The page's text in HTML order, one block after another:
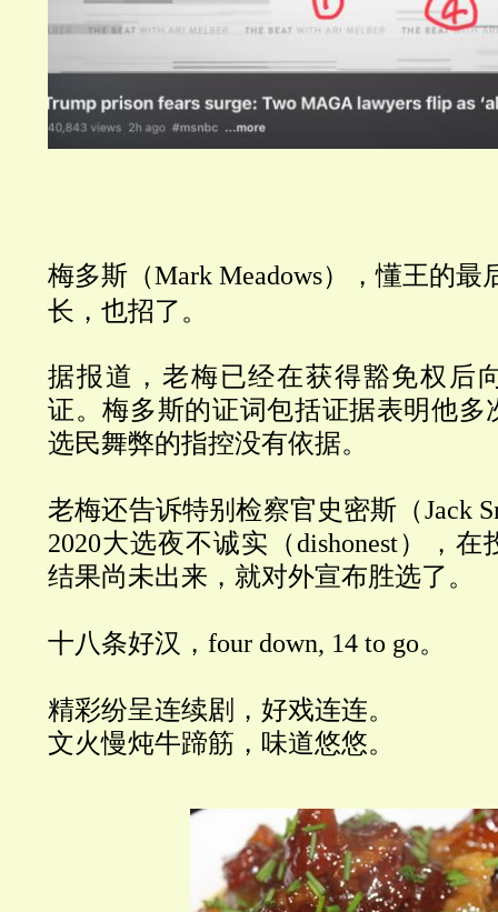
梅多斯（Mark Meadows），懂王的最
长，也招了。
据报道，老梅已经在获得豁免权后
证。梅多斯的证词包括证据表明他多
选民舞弊的指控没有依据。
老梅还告诉特别检察官史密斯（Jack
2020大选夜不诚实（dishonest），
结果尚未出来，就对外宣布胜选了。
十八条好汉，four down, 14 to go。
精彩纷呈连续剧，好戏连连。
文火慢炖牛蹄筋，味道悠悠。